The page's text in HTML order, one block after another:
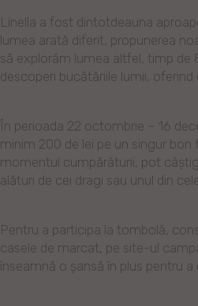
Linella a fost dintotdeauna
lumea arată diferit, propunerea
să explorăm lumea altfel, timp
descoperi bucătăriile lumii, oferind
În perioada 22 octombrie – 16
minim 200 de lei pe un singur
momentul cumpărăturii, pot
alături de cei dragi sau unul din
Pentru a participa la tombolă,
casele de marcat, pe site-ul
înseamnă o șansă în plus pentru a